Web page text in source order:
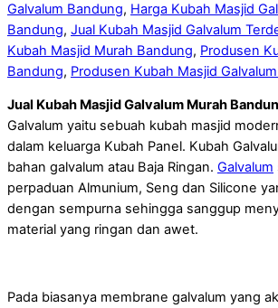
Galvalum Bandung, Harga Kubah Masjid
Bandung, Jual Kubah Masjid Galvalum
Kubah Masjid Murah Bandung, Produsen
Bandung, Produsen Kubah Masjid
Jual Kubah Masjid Galvalum Murah
Galvalum yaitu sebuah kubah masjid
dalam keluarga Kubah Panel. Kubah
bahan galvalum atau Baja Ringan. Galvalum
perpaduan Almunium, Seng dan Silicone
dengan sempurna sehingga sanggup
material yang ringan dan awet.
Pada biasanya membrane galvalum yang